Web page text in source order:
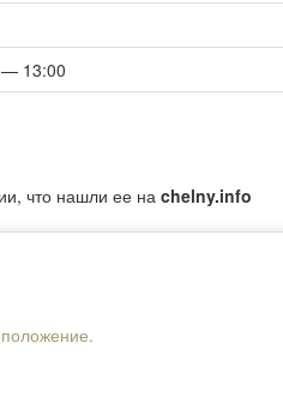
— 13:00
что нашли ее наchelny.info